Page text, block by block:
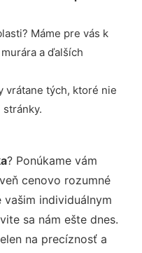
Máme pre vás k
a ďalších
vrátane tých, ktoré nie
? Ponúkame vám
cenovo rozumné
individuálnym
sa nám ešte dnes.
na precíznosť a